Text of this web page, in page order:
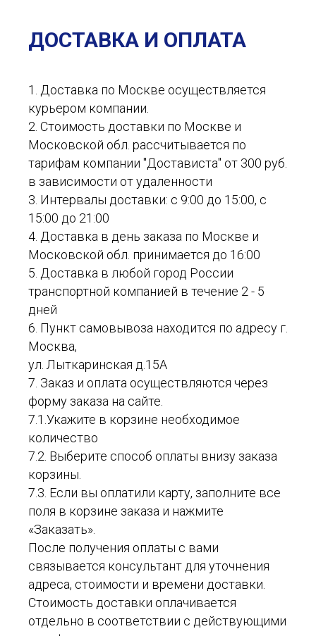
ДОСТАВКА И ОПЛАТА
1. Доставка по Москве осуществляется
курьером компании.
2. Стоимость доставки по Москве и
Московской обл. рассчитывается по
тарифам компании "Достависта" от 300 руб.
в зависимости от удаленности
3. Интервалы доставки: с 9:00 до 15:00, с
15:00 до 21:00
4. Доставка в день заказа по Москве и
Московской обл. принимается до 16:00
5. Доставка в любой город России
транспортной компанией в течение 2 - 5
дней
6. Пункт самовывоза находится по адресу г.
Москва,
ул. Лыткаринская д.15А
7. Заказ и оплата осуществляются через
форму заказа на сайте.
7.1.Укажите в корзине необходимое
количество
7.2. Выберите способ оплаты внизу заказа
корзины.
7.3. Если вы оплатили карту, заполните все
поля в корзине заказа и нажмите
«Заказать».
После получения оплаты с вами
связывается консультант для уточнения
адреса, стоимости и времени доставки.
Стоимость доставки оплачивается
отдельно в соответствии с действующими